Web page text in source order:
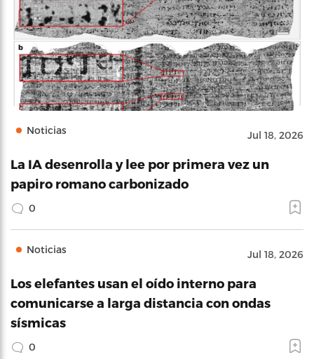
Noticias Jul 18, 2026
La IA desenrolla y lee por primera vez un
papiro romano carbonizado
0
Noticias Jul 18, 2026
Los elefantes usan el oído interno para
comunicarse a larga distancia con ondas
sísmicas
0